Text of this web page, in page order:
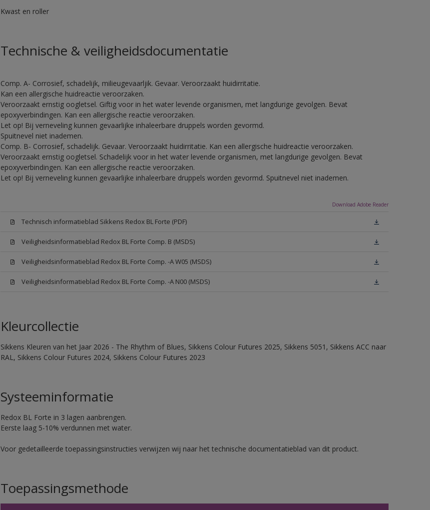
Kwast en roller
Technische & veiligheidsdocumentatie
Comp. A- Corrosief, schadelijk, milieugevaarljik. Gevaar. Veroorzaakt huidirritatie.
Kan een allergische huidreactie veroorzaken.
Veroorzaakt ernstig oogletsel. Giftig voor in het water levende organismen, met langdurige gevolgen. Bevat
epoxyverbindingen. Kan een allergische reactie veroorzaken.
Let op! Bij verneveling kunnen gevaarlijke inhaleerbare druppels worden gevormd.
Spuitnevel niet inademen.
Comp. B- Corrosief, schadelijk. Gevaar. Veroorzaakt huidirritatie. Kan een allergische huidreactie veroorzaken.
Veroorzaakt ernstig oogletsel. Schadelijk voor in het water levende organismen, met langdurige gevolgen. Bevat
epoxyverbindingen. Kan een allergische reactie veroorzaken.
Let op! Bij verneveling kunnen gevaarlijke inhaleerbare druppels worden gevormd. Spuitnevel niet inademen.
Download Adobe Reader
Technisch informatieblad Sikkens Redox BL Forte (PDF)
Veiligheidsinformatieblad Redox BL Forte Comp. B (MSDS)
Veiligheidsinformatieblad Redox BL Forte Comp. -A W05 (MSDS)
Veiligheidsinformatieblad Redox BL Forte Comp. -A N00 (MSDS)
Kleurcollectie
Sikkens Kleuren van het Jaar 2026 - The Rhythm of Blues, Sikkens Colour Futures 2025, Sikkens 5051, Sikkens ACC naar
RAL, Sikkens Colour Futures 2024, Sikkens Colour Futures 2023
Systeeminformatie
Redox BL Forte in 3 lagen aanbrengen.
Eerste laag 5-10% verdunnen met water.
Voor gedetailleerde toepassingsinstructies verwijzen wij naar het technische documentatieblad van dit product.
Toepassingsmethode